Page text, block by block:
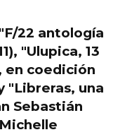
F/22 antología
"Ulupica, 13
en coedición
"Libreras, una
Sebastián